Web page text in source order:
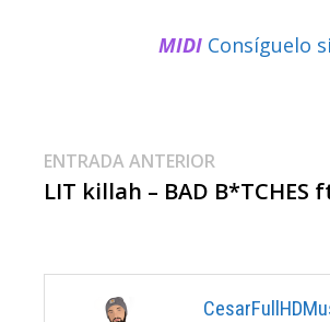
MIDI Consíguelo
Navegación
De
ENTRADA ANTERIOR
anterior:
LIT killah – BAD B*TCHES